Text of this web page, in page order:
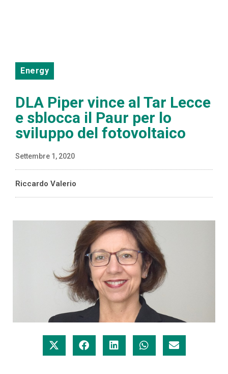
Energy
DLA Piper vince al Tar Lecce
e sblocca il Paur per lo
sviluppo del fotovoltaico
Settembre 1, 2020
Riccardo Valerio